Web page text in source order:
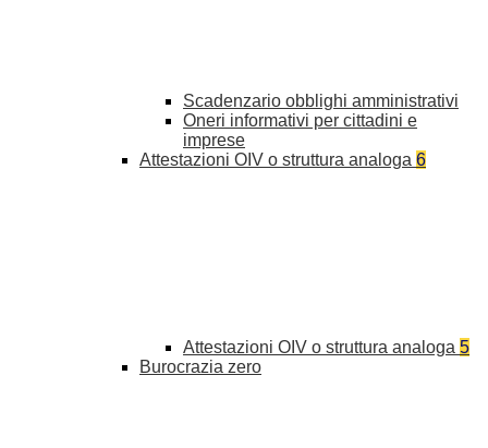
Scadenzario obblighi amministrativi
Oneri informativi per cittadini e
imprese
Attestazioni OIV o struttura analoga 6
Attestazioni OIV o struttura analoga 5
Burocrazia zero